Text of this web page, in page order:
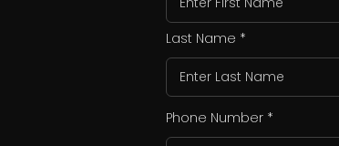
Last Name
Phone Number